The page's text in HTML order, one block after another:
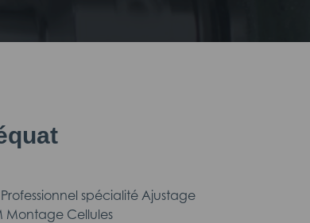
spécialité Ajustage
Montage Cellules